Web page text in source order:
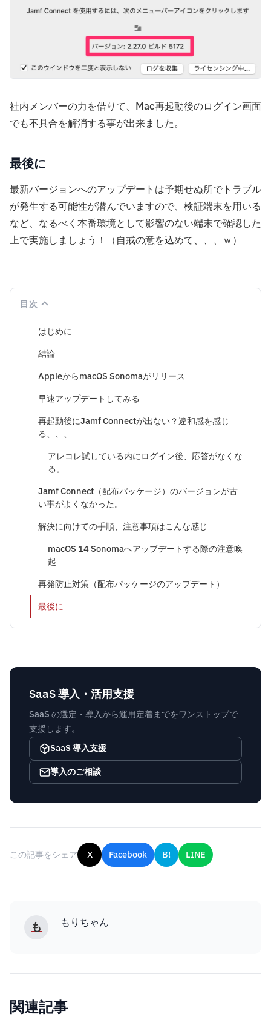
社内メンバーの力を借りて、Mac再起動後のログイン画面
でも不具合を解消する事が出来ました。
最後に
最新バージョンへのアップデートは予期せぬ所でトラブル
が発生する可能性が潜んでいますので、検証端末を用いる
など、なるべく本番環境として影響のない端末で確認した
上で実施しましょう！（自戒の意を込めて、、、ｗ）
目次
はじめに
結論
AppleからmacOS Sonomaがリリース
早速アップデートしてみる
再起動後にJamf Connectが出ない？違和感を感じ
る、、、
アレコレ試している内にログイン後、応答がなくな
る。
Jamf Connect（配布パッケージ）のバージョンが古
い事がよくなかった。
解決に向けての手順、注意事項はこんな感じ
macOS 14 Sonomaへアップデートする際の注意喚
起
再発防止対策（配布パッケージのアップデート）
最後に
SaaS 導入・活用支援
SaaS の選定・導入から運用定着までをワンストップで
支援します。
SaaS 導入支援
導入のご相談
この記事をシェア X Facebook B! LINE
も もりちゃん
関連記事